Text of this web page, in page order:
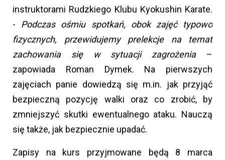
instruktorami Rudzkiego Klubu Kyokushin Karate.
- Podczas ośmiu spotkań, obok zajęć typowo
fizycznych, przewidujemy prelekcje na temat
zachowania się w sytuacji zagrożenia–
zapowiada Roman Dymek. Na pierwszych
zajęciach panie dowiedzą się m.in. jak przyjąć
bezpieczną pozycję walki oraz co zrobić, by
zmniejszyć skutki ewentualnego ataku. Nauczą
się także, jak bezpiecznie upadać.
Zapisy na kurs przyjmowane będą 8 marca